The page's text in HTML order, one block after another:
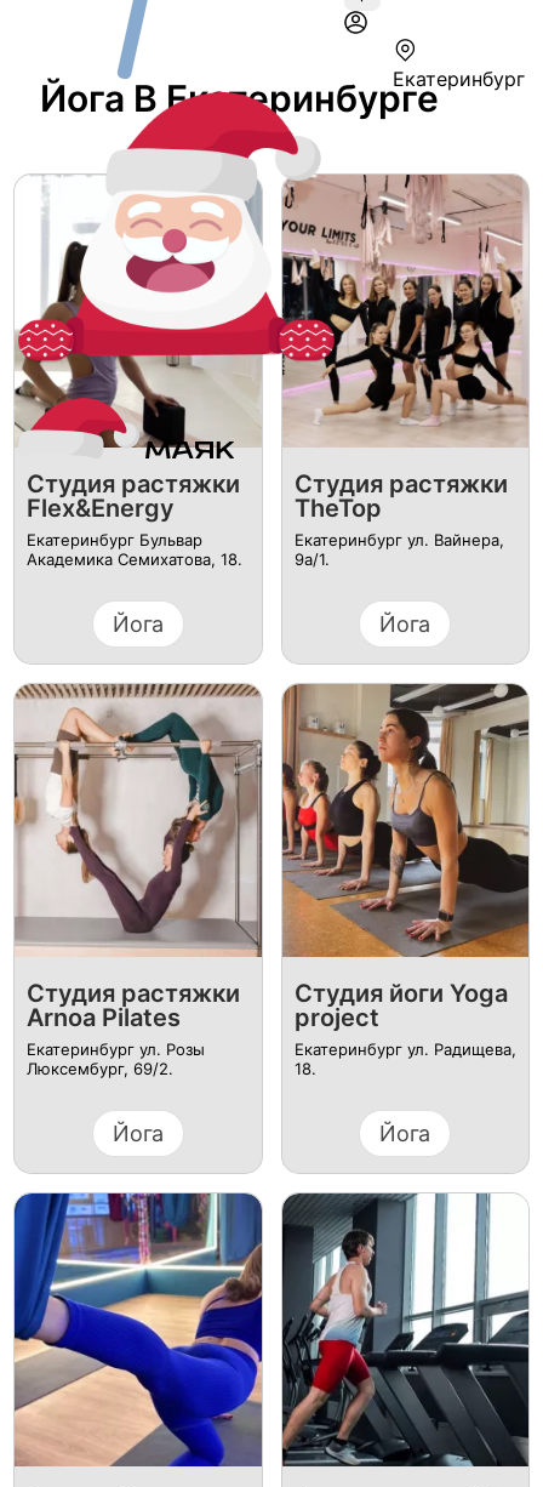
Екатеринбург
Йога В Екатеринбурге
Студия растяжки
Flex&Energy
Екатеринбург Бульвар
Академика Семихатова, 18.
Йога
Студия растяжки
TheTop
Екатеринбург ул. Вайнера,
9а/1.
Йога
Студия растяжки
Arnoa Pilates
Екатеринбург ул. Розы
Люксембург, 69/2.
Йога
Студия йоги Yoga
projeсt
Екатеринбург ул. Радищева,
18.
Йога